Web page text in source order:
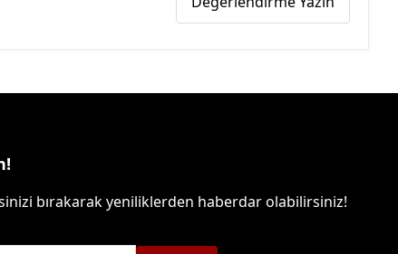
bırakarak yeniliklerden haberdar olabilirsiniz!